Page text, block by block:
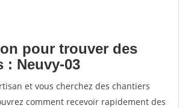
pour trouver des
: Neuvy-03
et vous cherchez des chantiers
comment recevoir rapidement des